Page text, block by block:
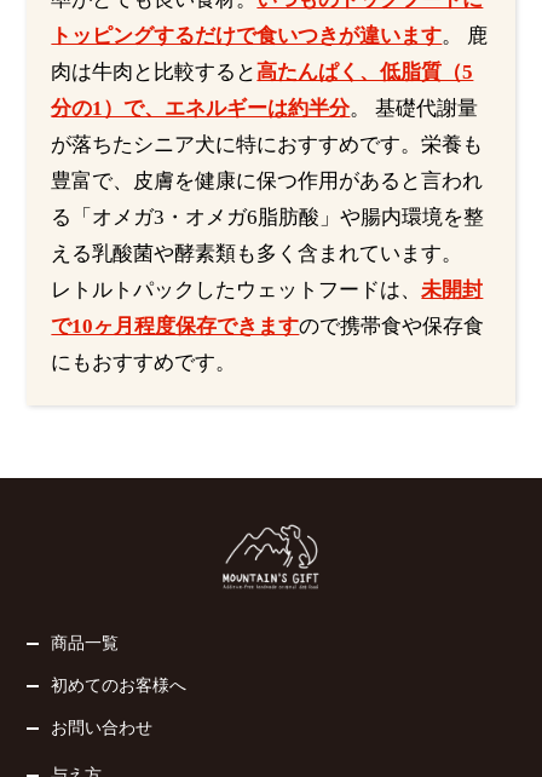
トッピングするだけで食いつきが違います。 鹿
肉は牛肉と比較すると高たんぱく、低脂質（5
分の1）で、エネルギーは約半分。 基礎代謝量
が落ちたシニア犬に特におすすめです。栄養も
豊富で、皮膚を健康に保つ作用があると言われ
る「オメガ3・オメガ6脂肪酸」や腸内環境を整
える乳酸菌や酵素類も多く含まれています。
レトルトパックしたウェットフードは、未開封
で10ヶ月程度保存できますので携帯食や保存食
にもおすすめです。
商品一覧
初めてのお客様へ
お問い合わせ